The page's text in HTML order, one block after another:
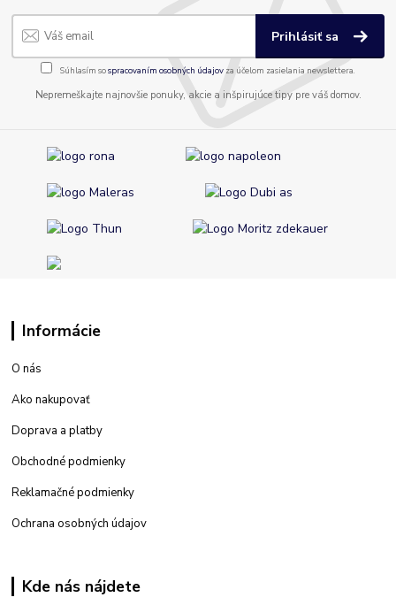
Prihlásiť sa
Súhlasím sospracovaním osobných údajov za účelom zasielania newslettera.
Nepremeškajte najnovšie ponuky, akcie a inšpirujúce tipy pre váš domov.
Informácie
O nás
Ako nakupovať
Doprava a platby
Obchodné podmienky
Reklamačné podmienky
Ochrana osobných údajov
Kde nás nájdete